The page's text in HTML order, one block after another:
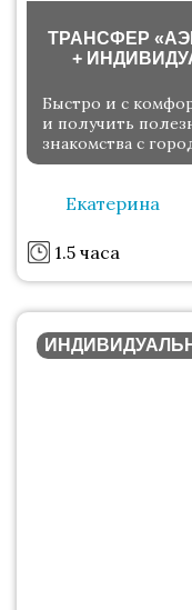
ТРАНСФЕР
+
Быстро и с
и получить
знакомства с
Екатерина
1.5 часа